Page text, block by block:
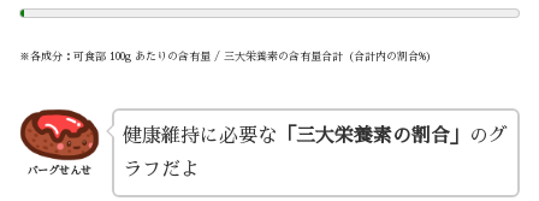
※各成分：可食部 100g あたりの含有量 / 三大栄養素の含有量合計（合計内の割合%）
バーグせんせ
健康維持に必要な 「三大栄養素の割合」
のグ
ラフだよ